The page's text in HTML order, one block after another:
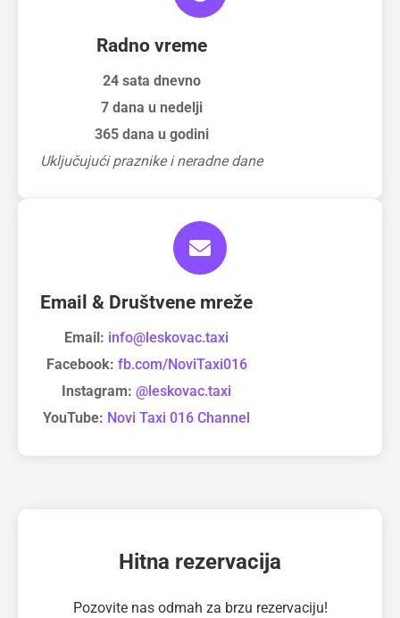
Radno vreme
24 sata dnevno
7 dana u nedelji
365 dana u godini
Uključujući praznike i neradne dane
Email & Društvene mreže
Email: info@leskovac.taxi
Facebook: fb.com/NoviTaxi016
Instagram: @leskovac.taxi
YouTube: Novi Taxi 016 Channel
Hitna rezervacija
Pozovite nas odmah za brzu rezervaciju!